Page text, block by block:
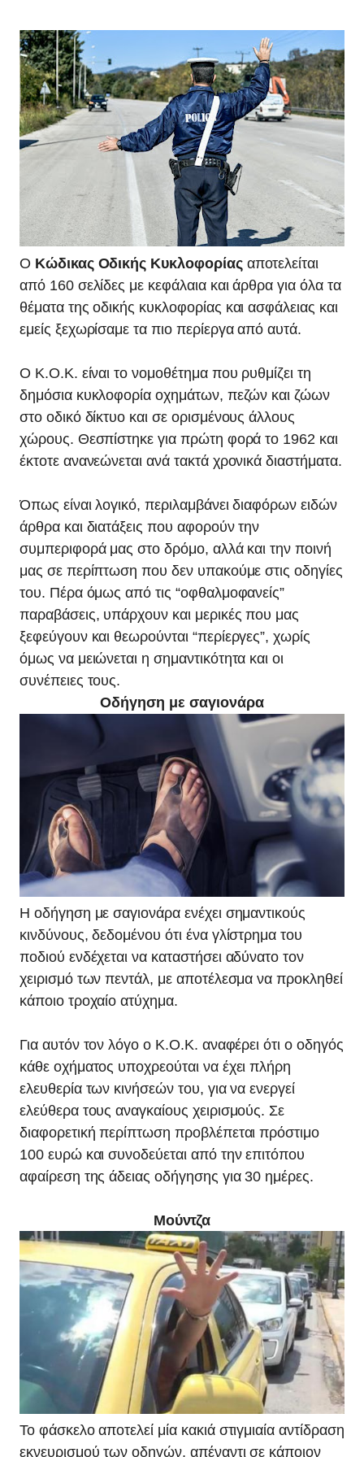
Ο Κώδικας Οδικής Κυκλοφορίαςαποτελείται
από 160 σελίδες με κεφάλαια και άρθρα για όλα τα
θέματα της οδικής κυκλοφορίας και ασφάλειας και
εμείς ξεχωρίσαμε τα πιο περίεργα από αυτά.
Ο K.O.K. είναι το νομοθέτημα που ρυθμίζει τη
δημόσια κυκλοφορία οχημάτων, πεζών και ζώων
στο οδικό δίκτυο και σε ορισμένους άλλους
χώρους. Θεσπίστηκε για πρώτη φορά το 1962 και
έκτοτε ανανεώνεται ανά τακτά χρονικά διαστήματα.
Όπως είναι λογικό, περιλαμβάνει διαφόρων ειδών
άρθρα και διατάξεις που αφορούν την
συμπεριφορά μας στο δρόμο, αλλά και την ποινή
μας σε περίπτωση που δεν υπακούμε στις οδηγίες
του. Πέρα όμως από τις “οφθαλμοφανείς”
παραβάσεις, υπάρχουν και μερικές που μας
ξεφεύγουν και θεωρούνται “περίεργες”, χωρίς
όμως να μειώνεται η σημαντικότητα και οι
συνέπειες τους.
Οδήγηση με σαγιονάρα
Η οδήγηση με σαγιονάρα ενέχει σημαντικούς
κινδύνους, δεδομένου ότι ένα γλίστρημα του
ποδιού ενδέχεται να καταστήσει αδύνατο τον
χειρισμό των πεντάλ, με αποτέλεσμα να προκληθεί
κάποιο τροχαίο ατύχημα.
Για αυτόν τον λόγο ο Κ.Ο.Κ. αναφέρει ότι ο οδηγός
κάθε οχήματος υποχρεούται να έχει πλήρη
ελευθερία των κινήσεών του, για να ενεργεί
ελεύθερα τους αναγκαίους χειρισμούς. Σε
διαφορετική περίπτωση προβλέπεται πρόστιμο
100 ευρώ και συνοδεύεται από την επιτόπου
αφαίρεση της άδειας οδήγησης για 30 ημέρες.
Μούντζα
Το φάσκελο αποτελεί μία κακιά στιγμιαία αντίδραση
εκνευρισμού των οδηγών, απέναντι σε κάποιον